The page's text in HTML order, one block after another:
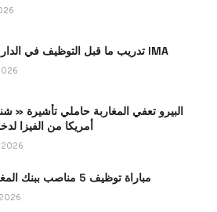
تدريب ما قبل التوظيف في الدار البيضاء مع IMA
أمريكا من الفيزا
2026
مباراة توظيف 5 مناصب ببنك المغرب 2026